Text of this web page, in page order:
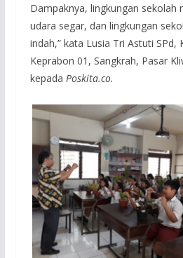
Dampaknya, lingkungan sekolah
udara segar, dan lingkungan
indah,” kata Lusia Tri Astuti SPd,
Keprabon 01, Sangkrah, Pasar
kepada Poskita.co.